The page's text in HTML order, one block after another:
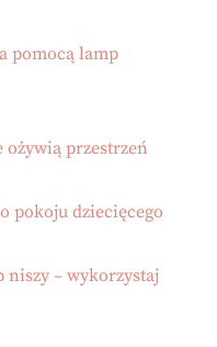
pomocą lamp
przestrzeń
pokoju dziecięcego
– wykorzystaj